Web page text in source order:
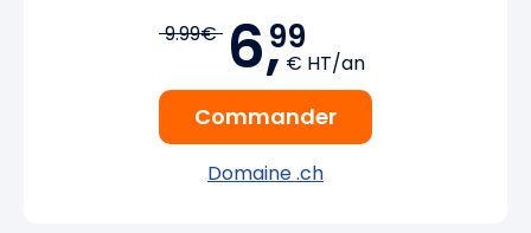
9.99€ 6,99
€ HT/an
Commander
Domaine .ch